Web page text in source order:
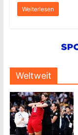
Weiterlesen
Weltweit